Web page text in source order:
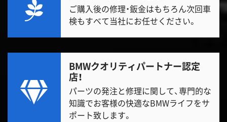
ご購入後の修理・鈑金はもちろん次回車
検もすべて当社にお任せください。
BMWクオリティパートナー認定
店！
パーツの発注と修理に関して、専門的な
知識でお客様の快適なBMWライフをサ
ポート致します。